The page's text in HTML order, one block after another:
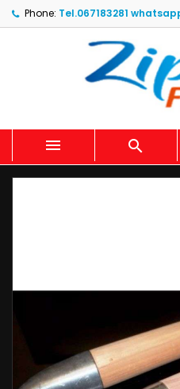
Phone: Tel.067183281
 